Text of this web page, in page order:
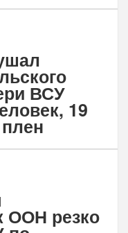
ВСУ
19
ООН резко